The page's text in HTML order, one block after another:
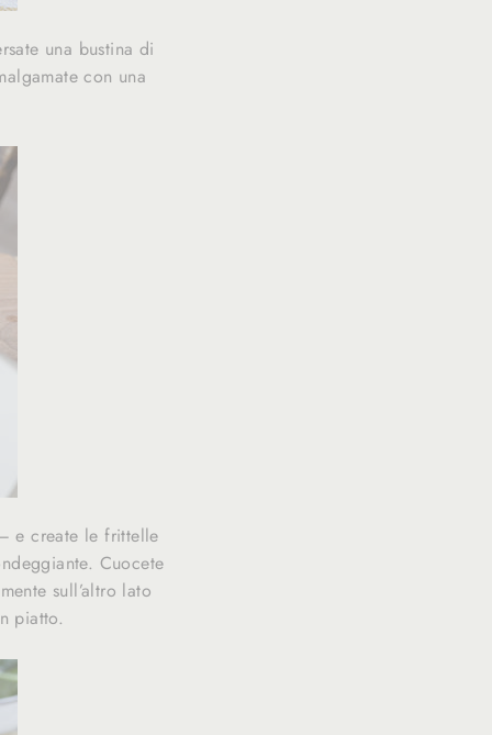
una bustina di
con una
e create le frittelle
Cuocete
sull’altro lato
piatto.